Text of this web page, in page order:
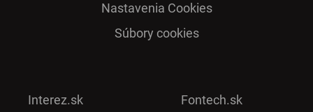
Nastavenia Cookies
Súbory cookies
Interez.sk
Fontech.sk